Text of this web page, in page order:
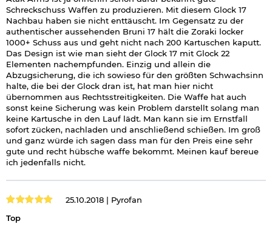
Schreckschuss Waffen zu produzieren. Mit diesem Glock 17
Nachbau haben sie nicht enttäuscht. Im Gegensatz zu der
authentischer aussehenden Bruni 17 hält die Zoraki locker
1000+ Schuss aus und geht nicht nach 200 Kartuschen kaputt.
Das Design ist wie man sieht der Glock 17 mit Glock 22
Elementen nachempfunden. Einzig und allein die
Abzugsicherung, die ich sowieso für den größten Schwachsinn
halte, die bei der Glock dran ist, hat man hier nicht
übernommen aus Rechtsstreitigkeiten. Die Waffe hat auch
sonst keine Sicherung was kein Problem darstellt solang man
keine Kartusche in den Lauf lädt. Man kann sie im Ernstfall
sofort zücken, nachladen und anschließend schießen. Im groß
und ganz würde ich sagen dass man für den Preis eine sehr
gute und recht hübsche waffe bekommt. Meinen kauf bereue
ich jedenfalls nicht.
25.10.2018 | Pyrofan
Top